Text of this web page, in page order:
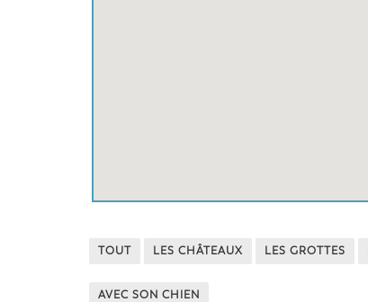
TOUT LES CHÂTEAUX LES GROTTES
AVEC SON CHIEN